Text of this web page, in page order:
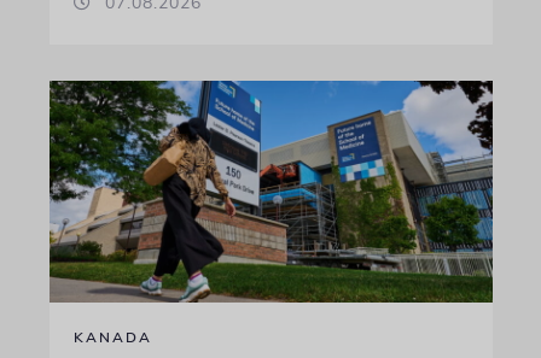
KANADA